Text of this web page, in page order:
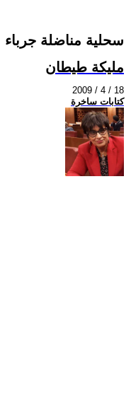
سحلية مناضلة جرباء
مليكة طيطان
2009 / 4 / 18
كتابات ساخرة